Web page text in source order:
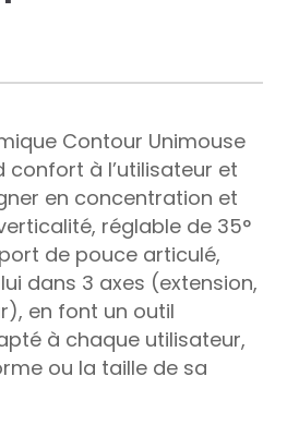
Contour Unimouse
confort à l’utilisateur et
en concentration et
réglable de 35°
de pouce articulé,
dans 3 axes (extension,
en font un outil
à chaque utilisateur,
ou la taille de sa